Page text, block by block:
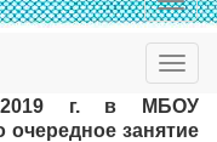
2019 г. в МБОУ
занятие